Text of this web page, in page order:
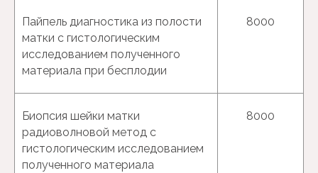
Пайпель диагностика из полости
матки с гистологическим
исследованием полученного
материала при бесплодии
8000
Биопсия шейки матки
радиоволновой метод с
гистологическим исследованием
полученного материала
8000
Планирование
и ведение
беременности